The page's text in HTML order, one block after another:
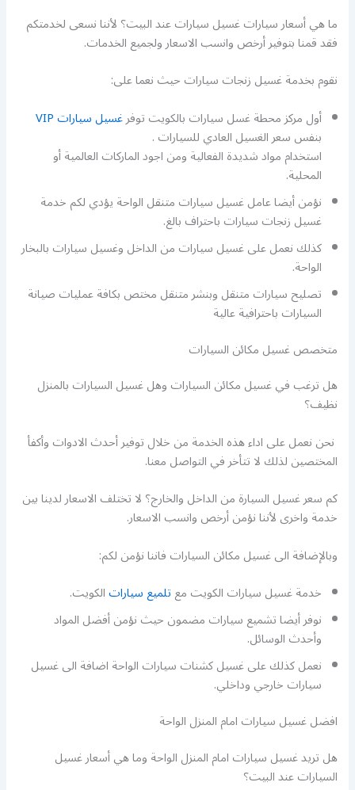
ما هي أسعار سيارات غسيل سيارات عند البيت؟ لأننا نسعى لخدمتكم
فقد قمنا بتوفير أرخص وانسب الاسعار ولجميع الخدمات.
نقوم بخدمة غسيل زنجات سيارات حيث نعما على:
أول مركز محطة غسل سيارات بالكويت توفرغسيل سيارات VIP
بنفس سعر الغسيل العادي للسيارات .
استخدام مواد شديدة الفعالية ومن اجود الماركات العالمية أو
المحلية.
نؤمن أيضا عامل غسيل سيارات متنقل الواحة يؤدي لكم خدمة
غسيل زنجات سيارات باحتراف بالغ.
كذلك نعمل على غسيل سيارات من الداخل وغسيل سيارات بالبخار
الواحة.
تصليح سيارات متنقل وبنشر متنقل مختص بكافة عمليات صيانة
السيارات باحترافية عالية
متخصص غسيل مكائن السيارات
هل ترغب في غسيل مكائن السيارات وهل غسيل السيارات بالمنزل
نظيف؟
نحن نعمل على اداء هذه الخدمة من خلال توفير أحدث الادوات وأكفأ
المختصين لذلك لا تتأخر في التواصل معنا.
كم سعر غسيل السيارة من الداخل والخارج؟ لا تختلف الاسعار لدينا بين
خدمة واخرى لأننا نؤمن أرخص وانسب الاسعار.
وبالإضافة الى غسيل مكائن السيارات فاننا نؤمن لكم:
خدمة غسيل سيارات الكويت معتلميع سياراتالكويت.
نوفر أيضا تشميع سيارات مضمون حيث نؤمن أفضل المواد
وأحدث الوسائل.
نعمل كذلك على غسيل كشنات سيارات الواحة اضافة الى غسيل
سيارات خارجي وداخلي.
افضل غسيل سيارات امام المنزل الواحة
هل تريد غسيل سيارات امام المنزل الواحة وما هي أسعار غسيل
السيارات عند البيت؟